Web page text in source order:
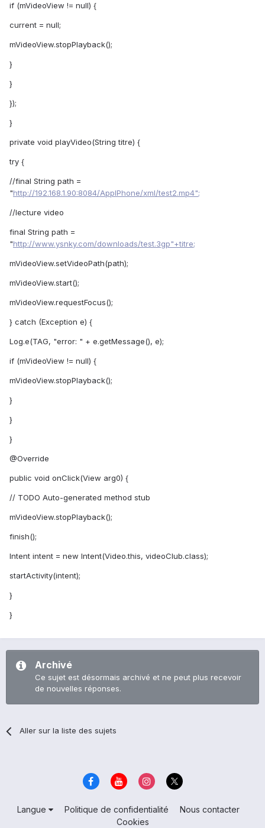
if (mVideoView != null) {
current = null;
mVideoView.stopPlayback();
}
}
});
}
private void playVideo(String titre) {
try {
//final String path =
"http://192.168.1.90:8084/AppIPhone/xml/test2.mp4";
//lecture video
final String path =
"http://www.ysnky.com/downloads/test.3gp"+titre;
mVideoView.setVideoPath(path);
mVideoView.start();
mVideoView.requestFocus();
} catch (Exception e) {
Log.e(TAG, "error: " + e.getMessage(), e);
if (mVideoView != null) {
mVideoView.stopPlayback();
}
}
}
@Override
public void onClick(View arg0) {
// TODO Auto-generated method stub
mVideoView.stopPlayback();
finish();
Intent intent = new Intent(Video.this, videoClub.class);
startActivity(intent);
}
}
Archivé
Ce sujet est désormais archivé et ne peut plus recevoir
de nouvelles réponses.
Aller sur la liste des sujets
Langue Politique de confidentialité
Nous contacter
Cookies